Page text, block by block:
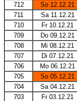
712
So 12.12.21
711
Sa 11.12.21
710
Fr 10.12.21
709
Do 09.12.21
708
Mi 08.12.21
707
Di 07.12.21
706
Mo 06.12.21
705
So 05.12.21
704
Sa 04.12.21
703
Fr 03.12.21